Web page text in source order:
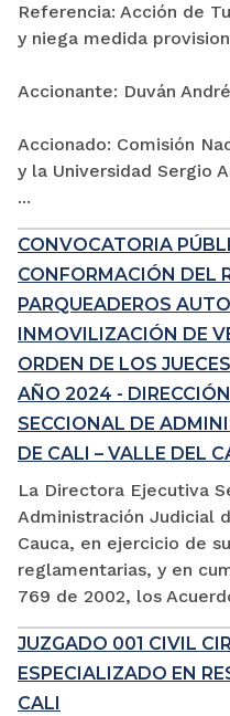
Referencia: Acción de
y niega medida
Accionante: Duván
Accionado: Comisión
y la Universidad Sergio
...
CONVOCATORIA
CONFORMACIÓN DEL
PARQUEADEROS
INMOVILIZACIÓN DE
ORDEN DE LOS
AÑO 2024 -
SECCIONAL DE
DE CALI – VALLE DEL
La Directora Ejecutiva
Administración Judicial
Cauca, en ejercicio de
reglamentarias, y en
769 de 2002, los
JUZGADO 001 CIVIL
ESPECIALIZADO EN
CALI